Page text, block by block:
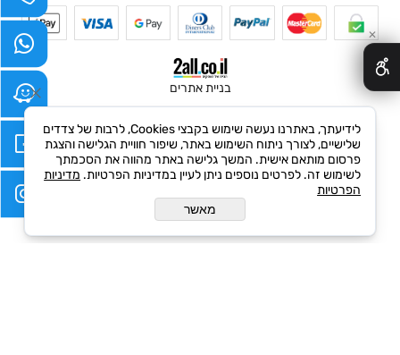
בניית אתרים
✕
לידיעתך, באתרנו נעשה שימוש בקבצי Cookies, לרבות של צדדים
שלישיים, לצורך ניתוח השימוש באתר, שיפור חוויית הגלישה והצגת
פרסום מותאם אישית. המשך גלישה באתר מהווה את הסכמתך
לשימוש זה. לפרטים נוספים ניתן לעיין במדיניות הפרטיות. מדיניות
הפרטיות
מאשר